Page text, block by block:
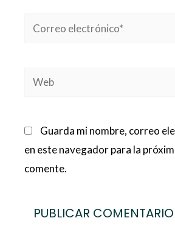
Correo
Web
Guarda mi nombre, correo
en este navegador para la
comente.